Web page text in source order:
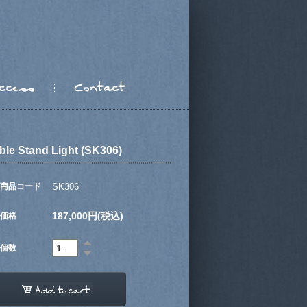
Stand Light (SK306)
商品コード SK306
価格 187,000円(税込)
個数